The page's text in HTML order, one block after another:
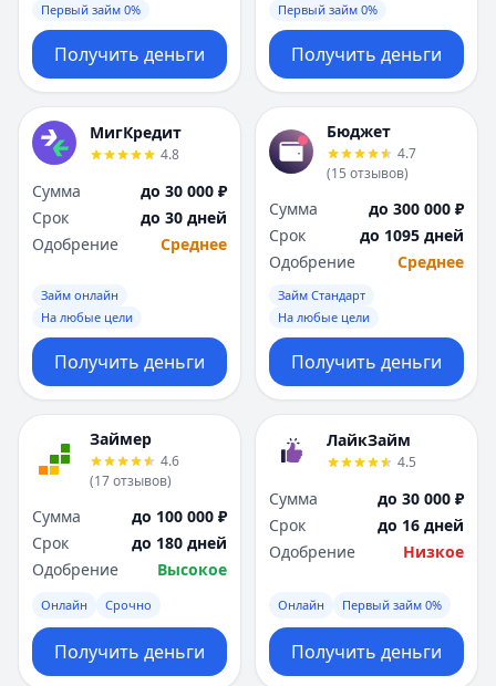
Первый займ 0%
Получить деньги
Первый займ 0%
Получить деньги
МигКредит
4.8
Сумма
до 30 000 ₽
Срок
до 30 дней
Одобрение
Среднее
Займ онлайн
На любые цели
Получить деньги
Бюджет
4.7
(15 отзывов)
Сумма
до 300 000 ₽
Срок
до 1095 дней
Одобрение
Среднее
Займ Стандарт
На любые цели
Получить деньги
Займер
4.6
(17отзывов)
Сумма
до 100 000 ₽
Срок
до 180 дней
Одобрение
Высокое
Онлайн Срочно
Получить деньги
ЛайкЗайм
4.5
Сумма
до 30 000 ₽
Срок
до 16 дней
Одобрение
Низкое
Онлайн Первый займ 0%
Получить деньги